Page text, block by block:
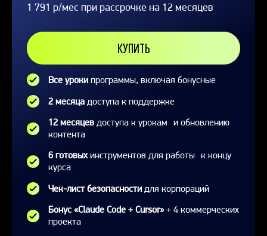
1 791 р/мес при рассрочке на 12 месяцев
КУПИТЬ
Все уроки программы, включая бонусные
2 месяца доступа к поддержке
12 месяцев доступа к урокам и обновлению
контента
6 готовыхинструментов для работы к концу
курса
Чек-лист безопасности для корпораций
Бонус «Claude Code + Cursor»+ 4 коммерческих
проекта